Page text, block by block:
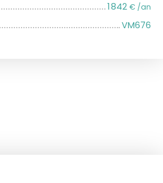
1 842 € /an
VM676